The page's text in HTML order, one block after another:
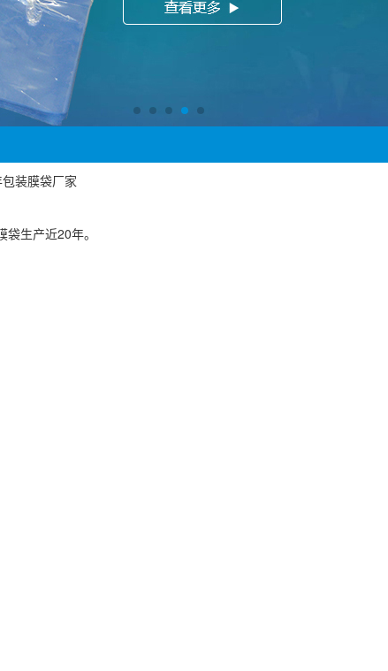
装膜袋厂家
生产近20年。